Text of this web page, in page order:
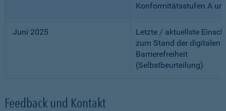
Konformitätsstufen A
Juni 2025
Letzte / aktuellste
zum Stand der digitalen
Barrierefreiheit
(Selbstbeurteilung)
Feedback und Kontakt